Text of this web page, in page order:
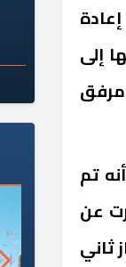
وكذا إعادة
إلى
مرفق
تم
عن
صلبة- 853 طن غاز ثاني